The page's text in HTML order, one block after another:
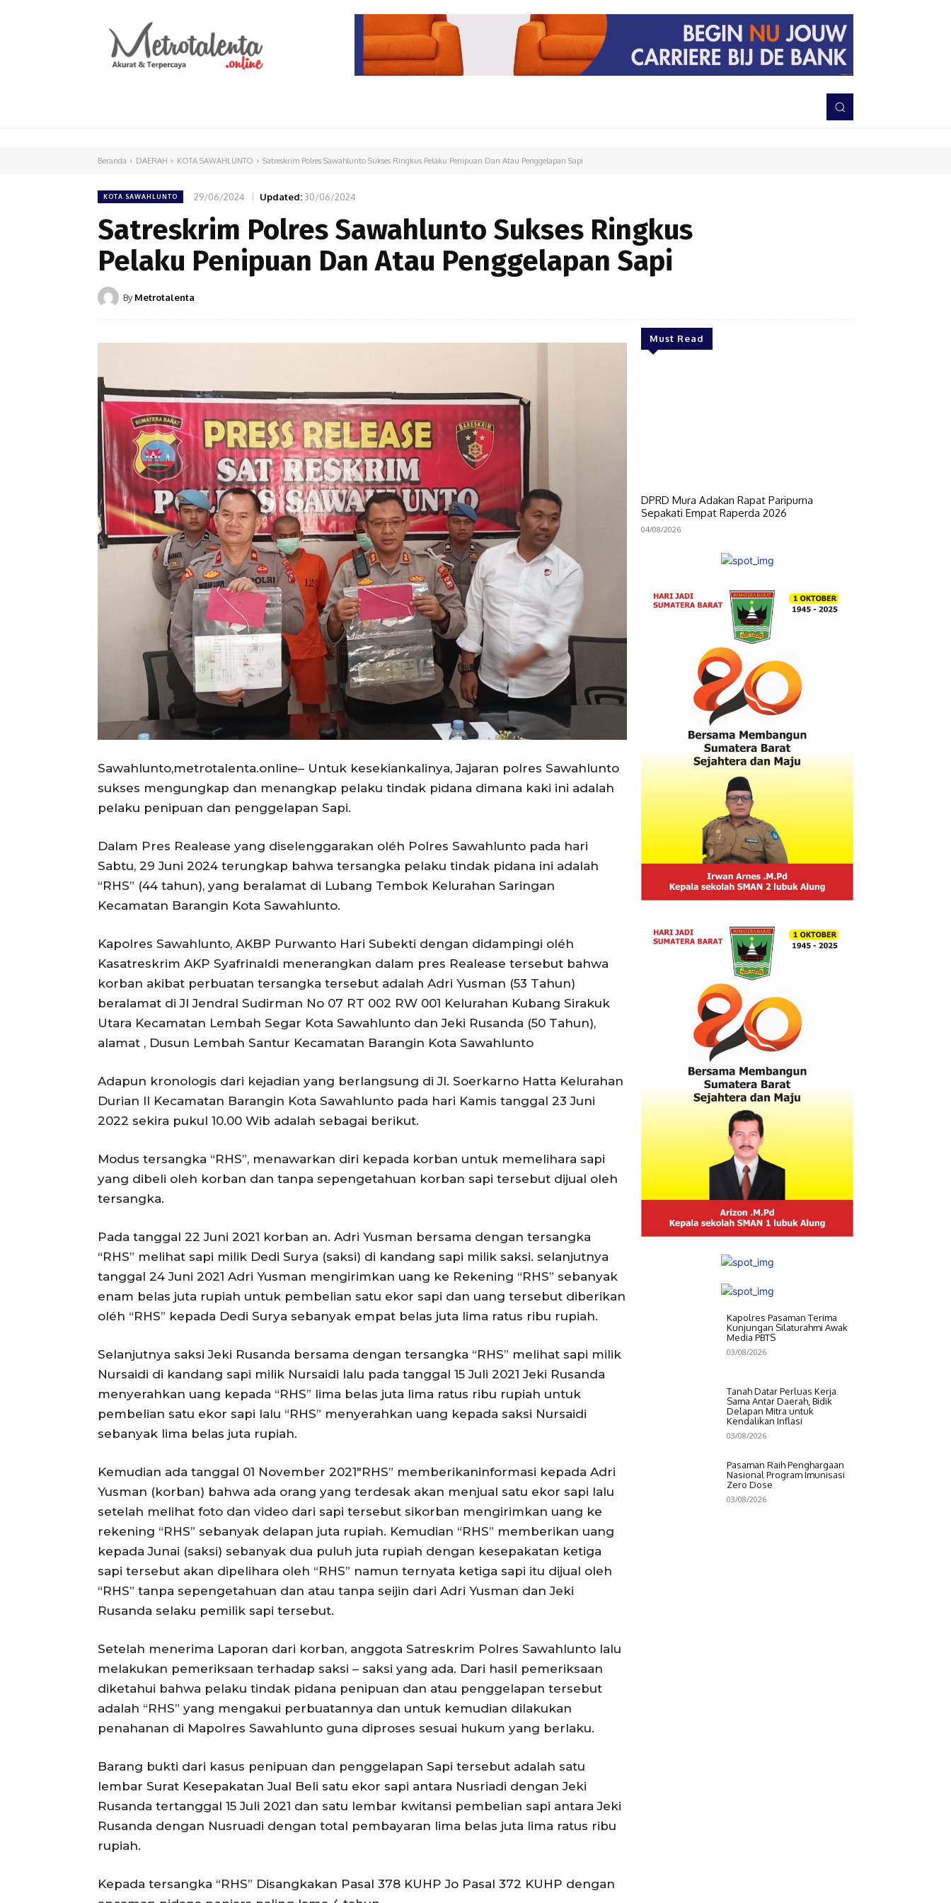
TNI-POLRI
Beranda DAERAH KOTA SAWAHLUNTO Satreskrim Polres Sawahlunto Sukses Ringkus Pelaku Penipuan Dan Atau Penggelapan Sapi
KOTA SAWAHLUNTO 29/06/2024 Updated: 30/06/2024
Satreskrim Polres Sawahlunto Sukses Ringkus
Pelaku Penipuan Dan Atau Penggelapan Sapi
By Metrotalenta
Sawahlunto,metrotalenta.online– Untuk kesekiankalinya, Jajaran polres Sawahlunto
sukses mengungkap dan menangkap pelaku tindak pidana dimana kaki ini adalah
pelaku penipuan dan penggelapan Sapi.
Dalam Pres Realease yang diselenggarakan oléh Polres Sawahlunto pada hari
Sabtu, 29 Juni 2024 terungkap bahwa tersangka pelaku tindak pidana ini adalah
“RHS” (44 tahun), yang beralamat di Lubang Tembok Kelurahan Saringan
Kecamatan Barangin Kota Sawahlunto.
Kapolres Sawahlunto, AKBP Purwanto Hari Subekti dengan didampingi oléh
Kasatreskrim AKP Syafrinaldi menerangkan dalam pres Realease tersebut bahwa
korban akibat perbuatan tersangka tersebut adalah Adri Yusman (53 Tahun)
beralamat di Jl Jendral Sudirman No 07 RT 002 RW 001 Kelurahan Kubang Sirakuk
Utara Kecamatan Lembah Segar Kota Sawahlunto dan Jeki Rusanda (50 Tahun),
alamat , Dusun Lembah Santur Kecamatan Barangin Kota Sawahlunto
Adapun kronologis dari kejadian yang berlangsung di Jl. Soerkarno Hatta Kelurahan
Durian II Kecamatan Barangin Kota Sawahlunto pada hari Kamis tanggal 23 Juni
2022 sekira pukul 10.00 Wib adalah sebagai berikut.
Modus tersangka “RHS”, menawarkan diri kepada korban untuk memelihara sapi
yang dibeli oleh korban dan tanpa sepengetahuan korban sapi tersebut dijual oleh
tersangka.
Pada tanggal 22 Juni 2021 korban an. Adri Yusman bersama dengan tersangka
“RHS” melihat sapi milik Dedi Surya (saksi) di kandang sapi milik saksi. selanjutnya
tanggal 24 Juni 2021 Adri Yusman mengirimkan uang ke Rekening “RHS” sebanyak
enam belas juta rupiah untuk pembelian satu ekor sapi dan uang tersebut diberikan
oléh “RHS” kepada Dedi Surya sebanyak empat belas juta lima ratus ribu rupiah.
Selanjutnya saksi Jeki Rusanda bersama dengan tersangka “RHS” melihat sapi milik
Nursaidi di kandang sapi milik Nursaidi lalu pada tanggal 15 Juli 2021 Jeki Rusanda
menyerahkan uang kepada “RHS” lima belas juta lima ratus ribu rupiah untuk
pembelian satu ekor sapi lalu “RHS” menyerahkan uang kepada saksi Nursaidi
sebanyak lima belas juta rupiah.
Kemudian ada tanggal 01 November 2021″RHS” memberikaninformasi kepada Adri
Yusman (korban) bahwa ada orang yang terdesak akan menjual satu ekor sapi lalu
setelah melihat foto dan video dari sapi tersebut sikorban mengirimkan uang ke
rekening “RHS” sebanyak delapan juta rupiah. Kemudian “RHS” memberikan uang
kepada Junai (saksi) sebanyak dua puluh juta rupiah dengan kesepakatan ketiga
sapi tersebut akan dipelihara oleh “RHS” namun ternyata ketiga sapi itu dijual oleh
“RHS” tanpa sepengetahuan dan atau tanpa seijin dari Adri Yusman dan Jeki
Rusanda selaku pemilik sapi tersebut.
Setelah menerima Laporan dari korban, anggota Satreskrim Polres Sawahlunto lalu
melakukan pemeriksaan terhadap saksi – saksi yang ada. Dari hasil pemeriksaan
diketahui bahwa pelaku tindak pidana penipuan dan atau penggelapan tersebut
adalah “RHS” yang mengakui perbuatannya dan untuk kemudian dilakukan
penahanan di Mapolres Sawahlunto guna diproses sesuai hukum yang berlaku.
Barang bukti dari kasus penipuan dan penggelapan Sapi tersebut adalah satu
lembar Surat Kesepakatan Jual Beli satu ekor sapi antara Nusriadi dengan Jeki
Rusanda tertanggal 15 Juli 2021 dan satu lembar kwitansi pembelian sapi antara Jeki
Rusanda dengan Nusruadi dengan total pembayaran lima belas juta lima ratus ribu
rupiah.
Kepada tersangka “RHS” Disangkakan Pasal 378 KUHP Jo Pasal 372 KUHP dengan
Must Read
DPRD Mura Adakan Rapat Paripurna
Sepakati Empat Raperda 2026
04/08/2026
Kapolres Pasaman Terima
Kunjungan Silaturahmi Awak
Media PBTS
03/08/2026
Tanah Datar Perluas Kerja
Sama Antar Daerah, Bidik
Delapan Mitra untuk
Kendalikan Inflasi
03/08/2026
Pasaman Raih Penghargaan
Nasional Program Imunisasi
Zero Dose
03/08/2026